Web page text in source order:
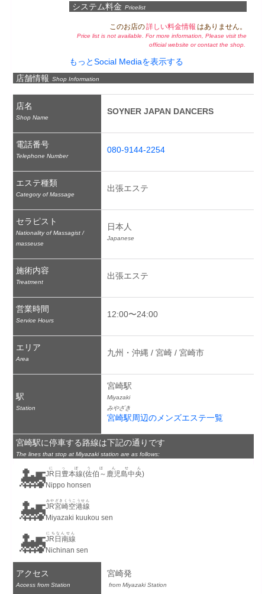
システム料金 Pricelist
このお店の詳しい料金情報 はありません。
Price list is not available. For more information, Please visit the
official website or contact the shop.
もっとSocial Mediaを表示する
店舗情報 Shop Information
店名
Shop Name
SOYNER JAPAN DANCERS
電話番号
Telephone Number
080-9144-2254
エステ種類
Category of Massage
出張エステ
セラピスト
Nationality of Massagist /
masseuse
日本人
Japanese
施術内容
Treatment
出張エステ
営業時間
Service Hours
12:00〜24:00
エリア
Area
九州・沖縄 / 宮崎 / 宮崎市
駅
Station
宮崎駅
Miyazaki
みやざき
宮崎駅周辺のメンズエステ一覧
宮崎駅に停車する路線は下記の通りです
The lines that stop at Miyazaki station are as follows:
🚂JR日豊本線(佐伯～鹿児島中央)
にっぽうほんせん
Nippo honsen
🚂JR宮崎空港線
みやざきくうこうせん
Miyazaki kuukou sen
🚂JR日南線
にちなんせん
Nichinan sen
アクセス
Access from Station
宮崎発
from Miyazaki Station